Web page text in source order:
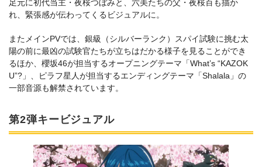
足元に初代当主・夜桜つぼみと、六美たちの父・夜桜百も描か
れ、緊張感が伝わってくるビジュアルに。
またメインPVでは、銀級（シルバーランク）スパイ試験に挑む太
陽の前に最凶の試験官たちが立ちはだかる様子を見ることができ
るほか、櫻坂46が担当するオープニングテーマ「What’s “KAZOK
U”?」、ピラフ星人が担当するエンディングテーマ「Shalala」の
一部音源も解禁されています。
第2弾キービジュアル